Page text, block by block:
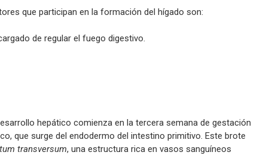
que participan en la formación del hígado son:
de regular el fuego digestivo.
hepático comienza en la tercera semana de gestación
que surge del endodermo del intestino primitivo. Este brote
transversum, una estructura rica en vasos sanguíneos